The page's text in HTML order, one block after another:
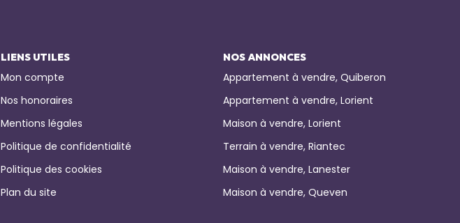
LIENS UTILES
Mon compte
Nos honoraires
Mentions légales
Politique de confidentialité
Politique des cookies
Plan du site
NOS ANNONCES
Appartement à vendre, Quiberon
Appartement à vendre, Lorient
Maison à vendre, Lorient
Terrain à vendre, Riantec
Maison à vendre, Lanester
Maison à vendre, Queven